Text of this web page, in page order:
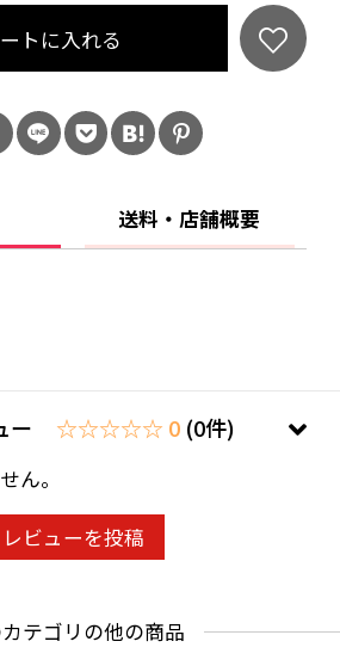
トに入れる
送料・店舗概要
ー ☆☆☆☆☆ 0 (0件)
ん。
レビューを投稿
テゴリの他の商品